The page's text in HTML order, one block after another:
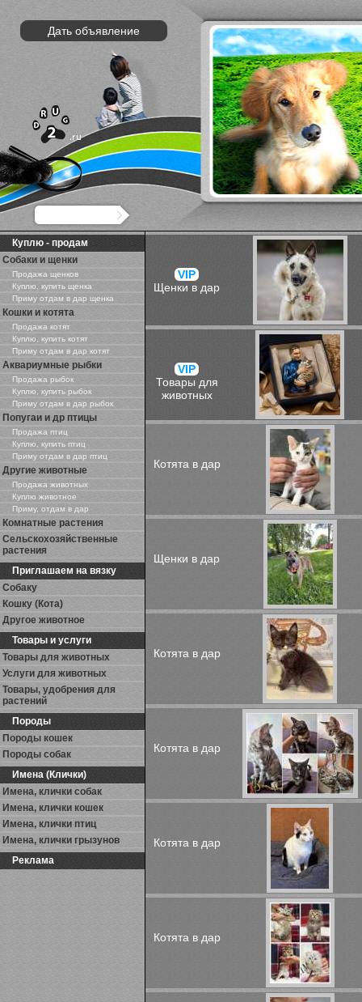
Дать объявление
VIP
Щенки в дар
VIP
Товары для
животных
Котята в дар
Щенки в дар
Котята в дар
Котята в дар
Котята в дар
Котята в дар
Куплю - продам
Собаки и щенки
Продажа щенков
Куплю, купить щенка
Приму отдам в дар щенка
Кошки и котята
Продажа котят
Куплю, купить котят
Приму отдам в дар котят
Аквариумные рыбки
Продажа рыбок
Куплю, купить рыбок
Приму отдам в дар рыбок
Попугаи и др птицы
Продажа птиц
Куплю, купить птиц
Приму отдам в дар птиц
Другие животные
Продажа животных
Куплю животное
Приму, отдам в дар
Комнатные растения
Сельскохозяйственные
растения
Приглашаем на вязку
Собаку
Кошку (Кота)
Другое животное
Товары и услуги
Товары для животных
Услуги для животных
Товары, удобрения для
растений
Породы
Породы кошек
Породы собак
Имена (Клички)
Имена, клички собак
Имена, клички кошек
Имена, клички птиц
Имена, клички грызунов
Реклама